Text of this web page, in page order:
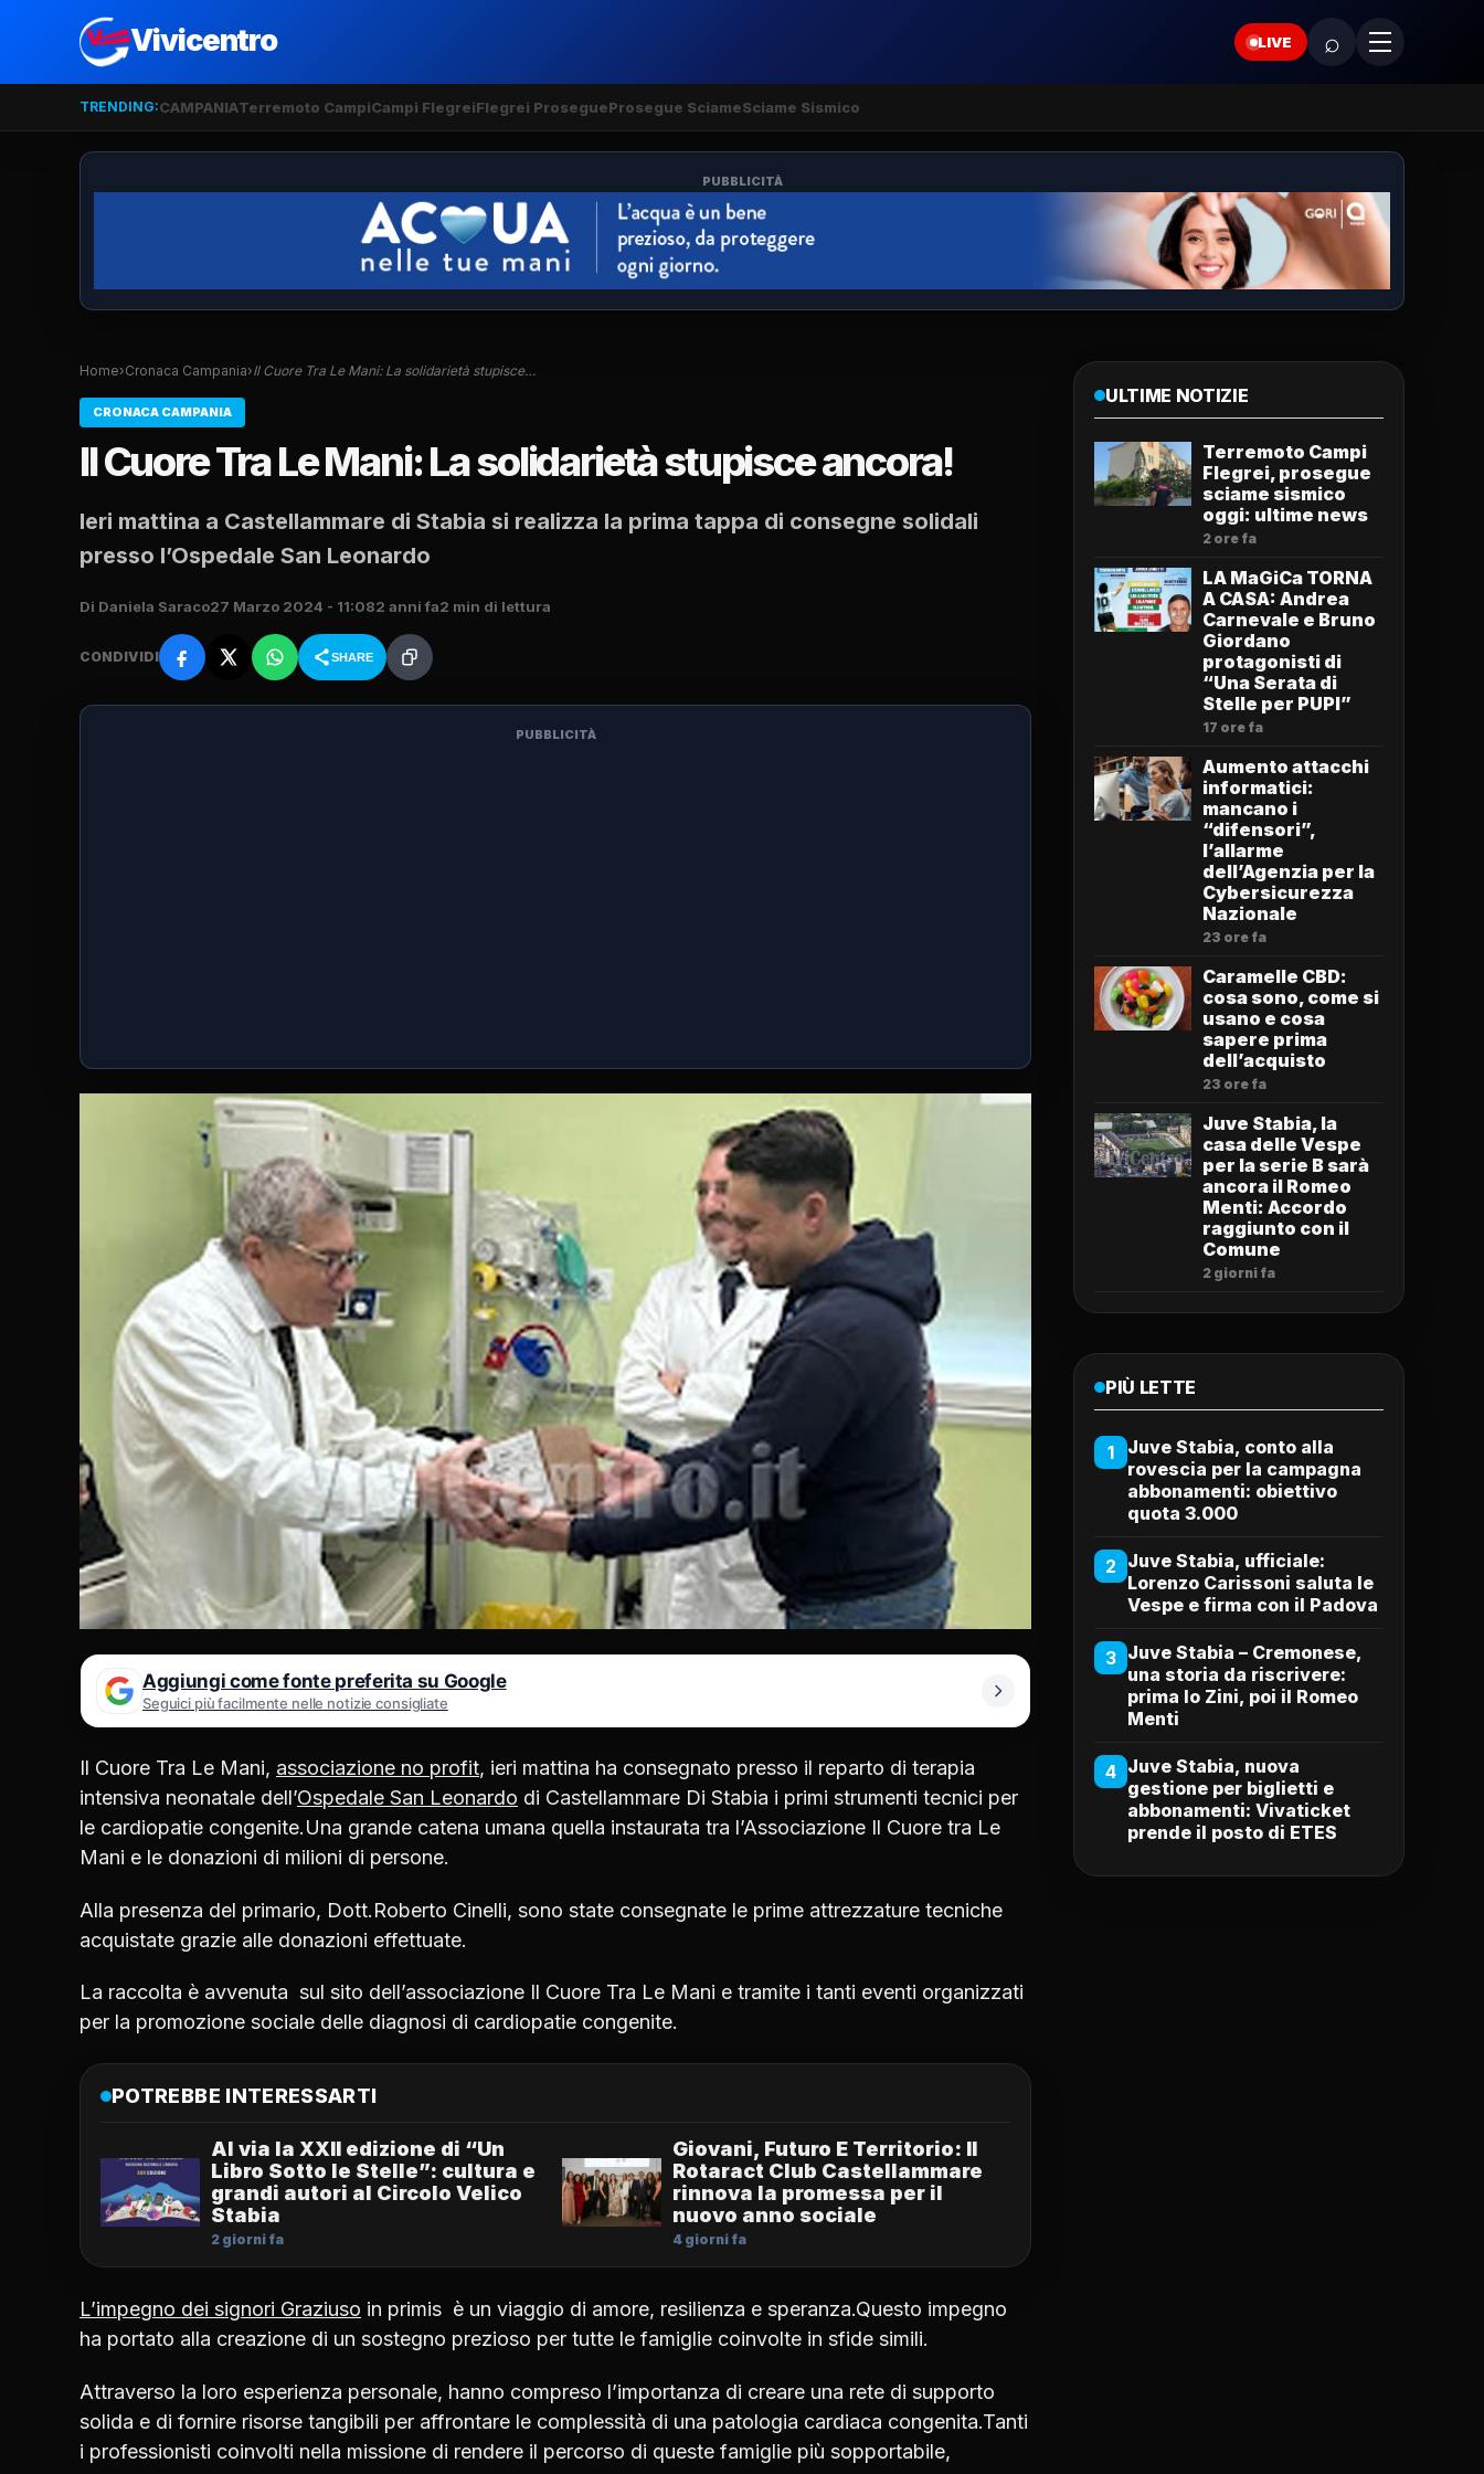
Vivicentro LIVE ⌕
TRENDING:CAMPANIATerremoto CampiCampi FlegreiFlegrei ProsegueProsegue SciameSciame Sismico
PUBBLICITÀ
Home›Cronaca Campania›Il Cuore Tra Le Mani: La solidarietà stupisce…
CRONACA CAMPANIA
Il Cuore Tra Le Mani: La solidarietà stupisce ancora!
Ieri mattina a Castellammare di Stabia si realizza la prima tappa di consegne solidali
presso l’Ospedale San Leonardo
Di Daniela Saraco27 Marzo 2024 - 11:082 anni fa2 min di lettura
CONDIVIDI SHARE
PUBBLICITÀ
Aggiungi come fonte preferita su Google
Seguici più facilmente nelle notizie consigliate
Il Cuore Tra Le Mani, associazione no profit, ieri mattina ha consegnato presso il reparto di terapia
intensiva neonatale dell’Ospedale San Leonardo di Castellammare Di Stabia i primi strumenti tecnici per
le cardiopatie congenite.Una grande catena umana quella instaurata tra l’Associazione Il Cuore tra Le
Mani e le donazioni di milioni di persone.
Alla presenza del primario, Dott.Roberto Cinelli, sono state consegnate le prime attrezzature tecniche
acquistate grazie alle donazioni effettuate.
La raccolta è avvenuta sul sito dell’associazione Il Cuore Tra Le Mani e tramite i tanti eventi organizzati
per la promozione sociale delle diagnosi di cardiopatie congenite.
POTREBBE INTERESSARTI
Al via la XXII edizione di “Un
Libro Sotto le Stelle”: cultura e
grandi autori al Circolo Velico
Stabia
2 giorni fa
Giovani, Futuro E Territorio: Il
Rotaract Club Castellammare
rinnova la promessa per il
nuovo anno sociale
4 giorni fa
L’impegno dei signori Graziuso in primis è un viaggio di amore, resilienza e speranza.Questo impegno
ha portato alla creazione di un sostegno prezioso per tutte le famiglie coinvolte in sfide simili.
Attraverso la loro esperienza personale, hanno compreso l’importanza di creare una rete di supporto
solida e di fornire risorse tangibili per affrontare le complessità di una patologia cardiaca congenita.Tanti
i professionisti coinvolti nella missione di rendere il percorso di queste famiglie più sopportabile,
ULTIME NOTIZIE
Terremoto Campi
Flegrei, prosegue
sciame sismico
oggi: ultime news
2 ore fa
LA MaGiCa TORNA
A CASA: Andrea
Carnevale e Bruno
Giordano
protagonisti di
“Una Serata di
Stelle per PUPI”
17 ore fa
Aumento attacchi
informatici:
mancano i
“difensori”,
l’allarme
dell’Agenzia per la
Cybersicurezza
Nazionale
23 ore fa
Caramelle CBD:
cosa sono, come si
usano e cosa
sapere prima
dell’acquisto
23 ore fa
Juve Stabia, la
casa delle Vespe
per la serie B sarà
ancora il Romeo
Menti: Accordo
raggiunto con il
Comune
2 giorni fa
PIÙ LETTE
1
Juve Stabia, conto alla
rovescia per la campagna
abbonamenti: obiettivo
quota 3.000
2 Juve Stabia, ufficiale:
Lorenzo Carissoni saluta le
Vespe e firma con il Padova
3 Juve Stabia – Cremonese,
una storia da riscrivere:
prima lo Zini, poi il Romeo
Menti
4 Juve Stabia, nuova
gestione per biglietti e
abbonamenti: Vivaticket
prende il posto di ETES